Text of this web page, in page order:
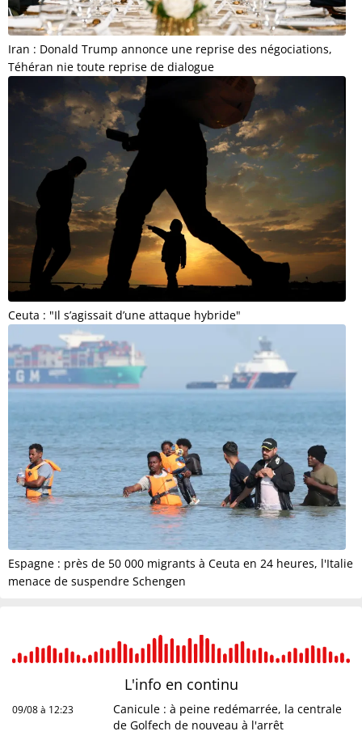
Iran : Donald Trump annonce une reprise des négociations,
Téhéran nie toute reprise de dialogue
Ceuta : "Il s’agissait d’une attaque hybride"
Espagne : près de 50 000 migrants à Ceuta en 24 heures, l'Italie
menace de suspendre Schengen
L'info en continu
09/08 à 12:23
Canicule : à peine redémarrée, la centrale
de Golfech de nouveau à l'arrêt